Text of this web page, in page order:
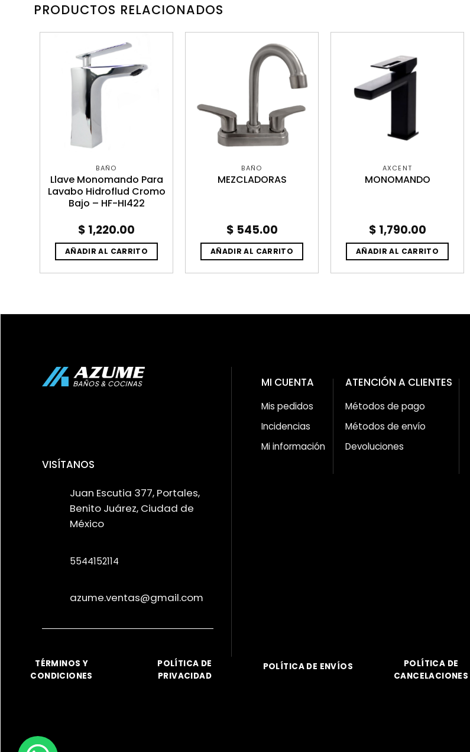
PRODUCTOS RELACIONADOS
BAÑO
Llave Monomando Para
Lavabo Hidroflud Cromo
Bajo – HF-HI422
$ 1,220.00
AÑADIR AL CARRITO
BAÑO
MEZCLADORAS
$ 545.00
AÑADIR AL CARRITO
AXCENT
MONOMANDO
$ 1,790.00
AÑADIR AL CARRITO
VISÍTANOS
Juan Escutia 377, Portales,
Benito Juárez, Ciudad de
México
5544152114
azume.ventas@gmail.com
MI CUENTA
Mis pedidos
Incidencias
Mi información
ATENCIÓN A CLIENTES
Métodos de pago
Métodos de envío
Devoluciones
TÉRMINOS Y
CONDICIONES
POLÍTICA DE
PRIVACIDAD
POLÍTICA DE ENVÍOS
POLÍTICA DE
CANCELACIONES